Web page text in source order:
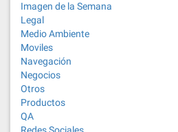
Imagen de la Semana
Legal
Medio Ambiente
Moviles
Navegación
Negocios
Otros
Productos
QA